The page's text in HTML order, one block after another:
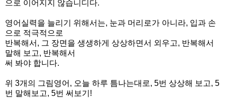
으로 이어지지 않습니디다.
영어실력을 늘리기 위해서는, 눈과 머리로가 아니라, 입과 손
으로 적극적으로
반복해서, 그 장면을 생생하게 상상하면서 외우고, 반복해서
말해 보고, 반복해서
써 봐야 합니다.
위 3개의 그림영어, 오늘 하루 틈나는대로, 5번 상상해 보고, 5
번 말해보고, 5번 써보기!